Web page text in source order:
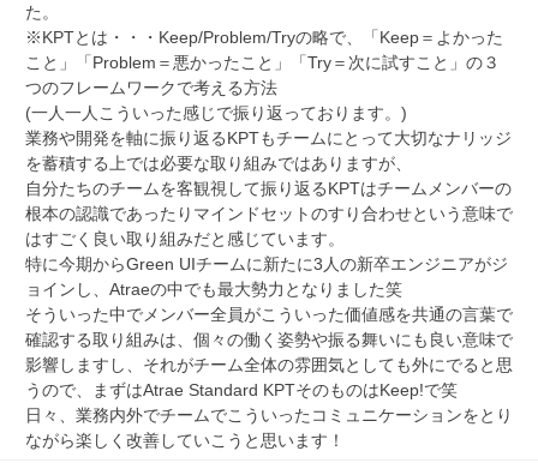
た。
※KPTとは・・・Keep/Problem/Tryの略で、「Keep＝よかった
こと」「Problem＝悪かったこと」「Try＝次に試すこと」の３
つのフレームワークで考える方法
(一人一人こういった感じで振り返っております。)
業務や開発を軸に振り返るKPTもチームにとって大切なナリッジ
を蓄積する上では必要な取り組みではありますが、
自分たちのチームを客観視して振り返るKPTはチームメンバーの
根本の認識であったりマインドセットのすり合わせという意味で
はすごく良い取り組みだと感じています。
特に今期からGreen UIチームに新たに3人の新卒エンジニアがジ
ョインし、Atraeの中でも最大勢力となりました笑
そういった中でメンバー全員がこういった価値感を共通の言葉で
確認する取り組みは、個々の働く姿勢や振る舞いにも良い意味で
影響しますし、それがチーム全体の雰囲気としても外にでると思
うので、まずはAtrae Standard KPTそのものはKeep!で笑
日々、業務内外でチームでこういったコミュニケーションをとり
ながら楽しく改善していこうと思います！